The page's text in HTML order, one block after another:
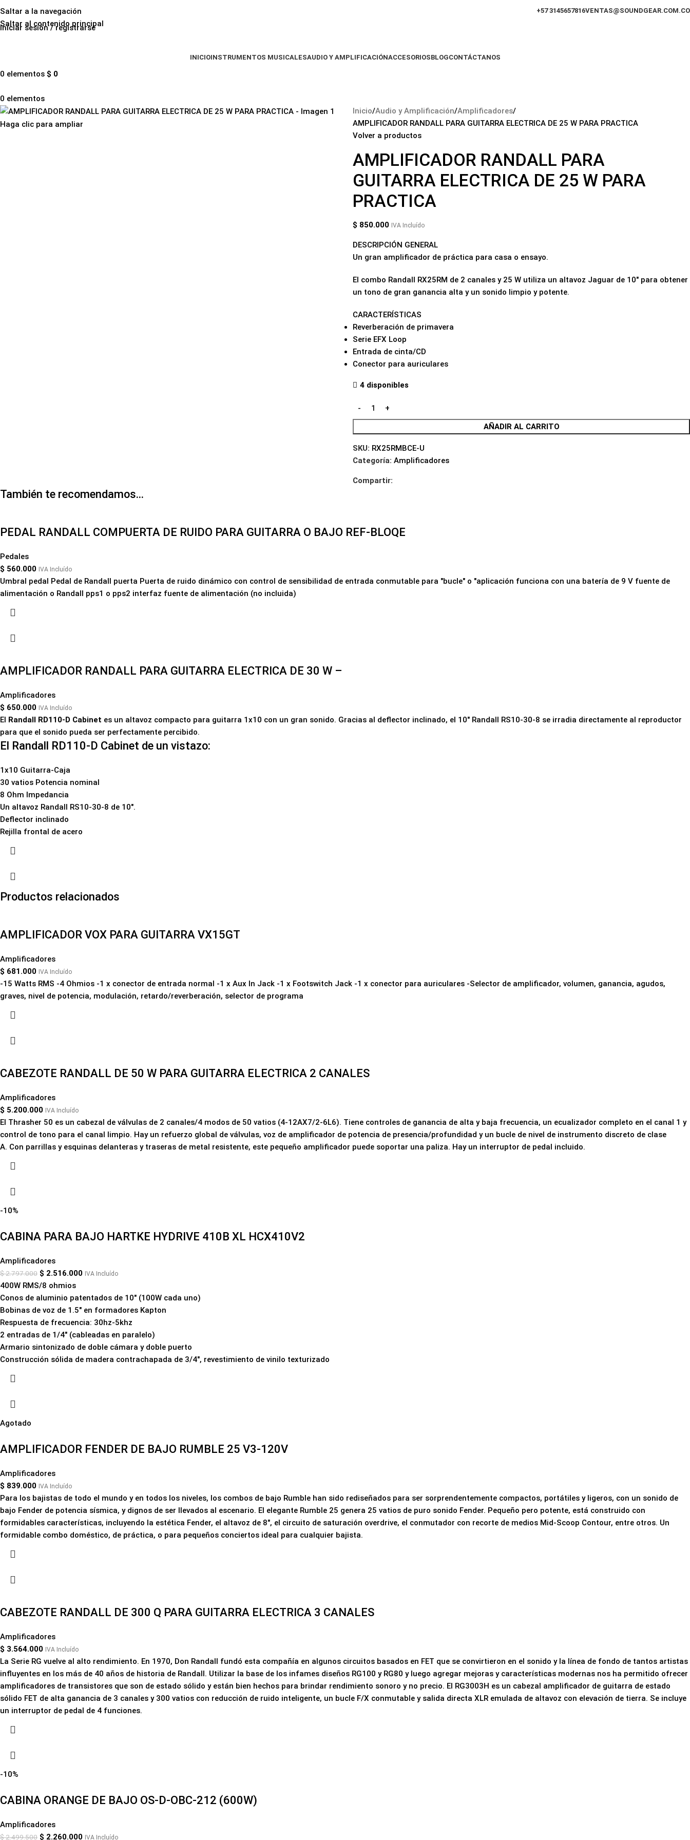
Saltar a la navegación
Saltar al contenido principal
+57 3145657816VENTAS@SOUNDGEAR.COM.CO
Iniciar sesión / registrarse
INICIOINSTRUMENTOS MUSICALESAUDIO Y AMPLIFICACIÓNACCESORIOSBLOGCONTÁCTANOS
0 elementos $ 0
0 elementos
Haga clic para ampliar
Inicio Audio y Amplificación Amplificadores
AMPLIFICADOR RANDALL PARA GUITARRA ELECTRICA DE 25 W PARA PRACTICA
Volver a productos
AMPLIFICADOR RANDALL PARA
GUITARRA ELECTRICA DE 25 W PARA
PRACTICA
$ 850.000 IVA Incluído
DESCRIPCIÓN GENERAL
Un gran amplificador de práctica para casa o ensayo.
El combo Randall RX25RM de 2 canales y 25 W utiliza un altavoz Jaguar de 10″ para obtener
un tono de gran ganancia alta y un sonido limpio y potente.
CARACTERÍSTICAS
Reverberación de primavera
Serie EFX Loop
Entrada de cinta/CD
Conector para auriculares
4 disponibles
AÑADIR AL CARRITO
SKU: RX25RMBCE-U
Categoría: Amplificadores
Compartir:
También te recomendamos…
PEDAL RANDALL COMPUERTA DE RUIDO PARA GUITARRA O BAJO REF-BLOQE
Pedales
$ 560.000 IVA Incluído
Umbral pedal Pedal de Randall puerta Puerta de ruido dinámico con control de sensibilidad de entrada conmutable para "bucle" o "aplicación funciona con una batería de 9 V fuente de
alimentación o Randall pps1 o pps2 interfaz fuente de alimentación (no incluida)
AMPLIFICADOR RANDALL PARA GUITARRA ELECTRICA DE 30 W –
Amplificadores
$ 650.000 IVA Incluído
El Randall RD110-D Cabinet es un altavoz compacto para guitarra 1x10 con un gran sonido. Gracias al deflector inclinado, el 10" Randall RS10-30-8 se irradia directamente al reproductor
para que el sonido pueda ser perfectamente percibido.
El Randall RD110-D Cabinet de un vistazo:
1x10 Guitarra-Caja
30 vatios Potencia nominal
8 Ohm Impedancia
Un altavoz Randall RS10-30-8 de 10".
Deflector inclinado
Rejilla frontal de acero
Productos relacionados
AMPLIFICADOR VOX PARA GUITARRA VX15GT
Amplificadores
$ 681.000 IVA Incluído
-15 Watts RMS -4 Ohmios -1 x conector de entrada normal -1 x Aux In Jack -1 x Footswitch Jack -1 x conector para auriculares -Selector de amplificador, volumen, ganancia, agudos,
graves, nivel de potencia, modulación, retardo/reverberación, selector de programa
CABEZOTE RANDALL DE 50 W PARA GUITARRA ELECTRICA 2 CANALES
Amplificadores
$ 5.200.000 IVA Incluído
El Thrasher 50 es un cabezal de válvulas de 2 canales/4 modos de 50 vatios (4-12AX7/2-6L6). Tiene controles de ganancia de alta y baja frecuencia, un ecualizador completo en el canal 1 y
control de tono para el canal limpio. Hay un refuerzo global de válvulas, voz de amplificador de potencia de presencia/profundidad y un bucle de nivel de instrumento discreto de clase
A. Con parrillas y esquinas delanteras y traseras de metal resistente, este pequeño amplificador puede soportar una paliza. Hay un interruptor de pedal incluido.
-10%
CABINA PARA BAJO HARTKE HYDRIVE 410B XL HCX410V2
Amplificadores
$2.797.000 $ 2.516.000 IVA Incluído
400W RMS/8 ohmios
Conos de aluminio patentados de 10" (100W cada uno)
Bobinas de voz de 1.5" en formadores Kapton
Respuesta de frecuencia: 30hz-5khz
2 entradas de 1/4" (cableadas en paralelo)
Armario sintonizado de doble cámara y doble puerto
Construcción sólida de madera contrachapada de 3/4", revestimiento de vinilo texturizado
Agotado
AMPLIFICADOR FENDER DE BAJO RUMBLE 25 V3-120V
Amplificadores
$ 839.000 IVA Incluído
Para los bajistas de todo el mundo y en todos los niveles, los combos de bajo Rumble han sido rediseñados para ser sorprendentemente compactos, portátiles y ligeros, con un sonido de
bajo Fender de potencia sísmica, y dignos de ser llevados al escenario. El elegante Rumble 25 genera 25 vatios de puro sonido Fender. Pequeño pero potente, está construido con
formidables características, incluyendo la estética Fender, el altavoz de 8", el circuito de saturación overdrive, el conmutador con recorte de medios Mid-Scoop Contour, entre otros. Un
formidable combo doméstico, de práctica, o para pequeños conciertos ideal para cualquier bajista.
CABEZOTE RANDALL DE 300 Q PARA GUITARRA ELECTRICA 3 CANALES
Amplificadores
$ 3.564.000 IVA Incluído
La Serie RG vuelve al alto rendimiento. En 1970, Don Randall fundó esta compañía en algunos circuitos basados ​​en FET que se convirtieron en el sonido y la línea de fondo de tantos artistas
influyentes en los más de 40 años de historia de Randall. Utilizar la base de los infames diseños RG100 y RG80 y luego agregar mejoras y características modernas nos ha permitido ofrecer
amplificadores de transistores que son de estado sólido y están bien hechos para brindar rendimiento sonoro y no precio. El RG3003H es un cabezal amplificador de guitarra de estado
sólido FET de alta ganancia de 3 canales y 300 vatios con reducción de ruido inteligente, un bucle F/X conmutable y salida directa XLR emulada de altavoz con elevación de tierra. Se incluye
un interruptor de pedal de 4 funciones.
-10%
CABINA ORANGE DE BAJO OS-D-OBC-212 (600W)
Amplificadores
$2.499.500 $ 2.260.000 IVA Incluído